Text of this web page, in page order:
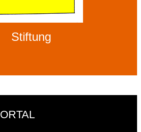
Stiftung